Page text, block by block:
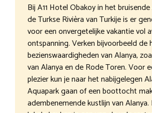
Bij A11 Hotel Obakoy in het
de Turkse Rivièra van Turkije is er
voor een onvergetelijke vakantie vol
ontspanning. Verken bijvoorbeeld de
bezienswaardigheden van Alanya,
van Alanya en de Rode Toren. Voor
plezier kun je naar het nabijgelegen
Aquapark gaan of een boottocht
adembenemende kustlijn van